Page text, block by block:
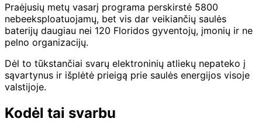
Praėjusių metų vasarį programa perskirstė 5800
nebeeksploatuojamų, bet vis dar veikiančių saulės
baterijų daugiau nei 120 Floridos gyventojų, įmonių ir ne
pelno organizacijų.
Dėl to tūkstančiai svarų elektroninių atliekų nepateko į
sąvartynus ir išplėtė prieigą prie saulės energijos visoje
valstijoje.
Kodėl tai svarbu